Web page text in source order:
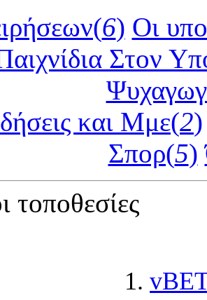
6) Οι
Στον
και Μμε(2)
Σπορ(5)
τοποθεσίες
1.